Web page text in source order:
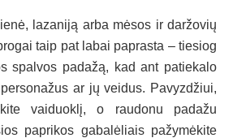
lazaniją arba mėsos ir daržovių
taip pat labai paprasta – tiesiog
spalvos padažą, kad ant patiekalo
ar jų veidus. Pavyzdžiui,
vaiduoklį, o raudonu padažu
paprikos gabalėliais pažymėkite